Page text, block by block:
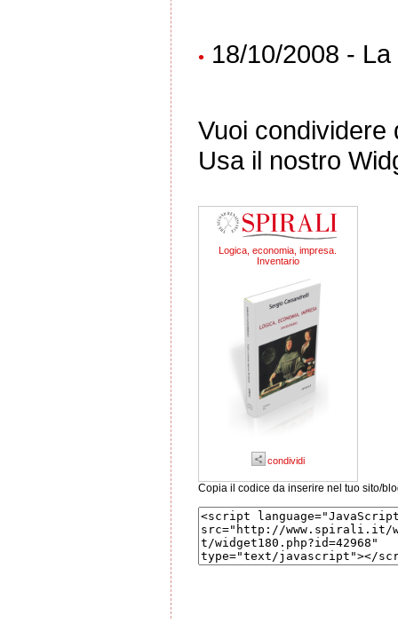
• 18/10/2008 -
Vuoi condividere
Usa il nostro
Logica, economia, impresa.
Inventario
condividi
Copia il codice da inserire nel tuo sito/